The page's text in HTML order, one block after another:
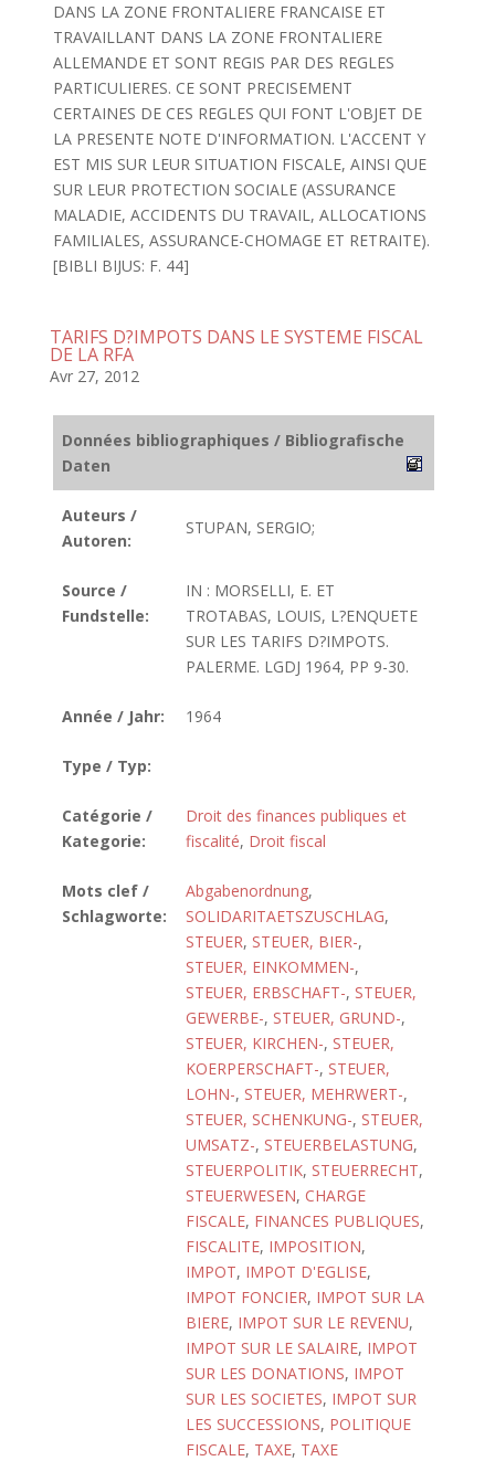
DANS LA ZONE FRONTALIERE FRANCAISE ET
TRAVAILLANT DANS LA ZONE FRONTALIERE
ALLEMANDE ET SONT REGIS PAR DES REGLES
PARTICULIERES. CE SONT PRECISEMENT
CERTAINES DE CES REGLES QUI FONT L'OBJET DE
LA PRESENTE NOTE D'INFORMATION. L'ACCENT Y
EST MIS SUR LEUR SITUATION FISCALE, AINSI QUE
SUR LEUR PROTECTION SOCIALE (ASSURANCE
MALADIE, ACCIDENTS DU TRAVAIL, ALLOCATIONS
FAMILIALES, ASSURANCE-CHOMAGE ET RETRAITE).
[BIBLI BIJUS: F. 44]
TARIFS D?IMPOTS DANS LE SYSTEME FISCAL
DE LA RFA
Avr 27, 2012
Données bibliographiques / Bibliografische
Daten
Auteurs /
Autoren:
STUPAN, SERGIO;
Source /
Fundstelle:
IN : MORSELLI, E. ET
TROTABAS, LOUIS, L?ENQUETE
SUR LES TARIFS D?IMPOTS.
PALERME. LGDJ 1964, PP 9-30.
Année / Jahr: 1964
Type / Typ:
Catégorie /
Kategorie:
Droit des finances publiques et
fiscalité, Droit fiscal
Mots clef /
Schlagworte:
Abgabenordnung,
SOLIDARITAETSZUSCHLAG,
STEUER, STEUER, BIER-,
STEUER, EINKOMMEN-,
STEUER, ERBSCHAFT-, STEUER,
GEWERBE-, STEUER, GRUND-,
STEUER, KIRCHEN-, STEUER,
KOERPERSCHAFT-, STEUER,
LOHN-, STEUER, MEHRWERT-,
STEUER, SCHENKUNG-, STEUER,
UMSATZ-, STEUERBELASTUNG,
STEUERPOLITIK, STEUERRECHT,
STEUERWESEN, CHARGE
FISCALE, FINANCES PUBLIQUES,
FISCALITE, IMPOSITION,
IMPOT, IMPOT D'EGLISE,
IMPOT FONCIER, IMPOT SUR LA
BIERE, IMPOT SUR LE REVENU,
IMPOT SUR LE SALAIRE, IMPOT
SUR LES DONATIONS, IMPOT
SUR LES SOCIETES, IMPOT SUR
LES SUCCESSIONS, POLITIQUE
FISCALE, TAXE, TAXE